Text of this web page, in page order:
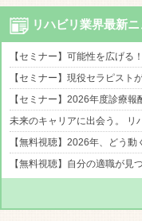
リハビリ業界最新
【セミナー】可能性を広げる
【セミナー】現役セラピスト
【セミナー】2026年度診療
未来のキャリアに出会う。 リ
【無料視聴】2026年、どう
【無料視聴】自分の適職が見